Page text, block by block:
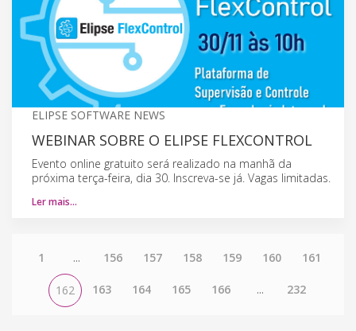
ELIPSE SOFTWARE NEWS
WEBINAR SOBRE O ELIPSE FLEXCONTROL
Evento online gratuito será realizado na manhã da
próxima terça-feira, dia 30. Inscreva-se já. Vagas limitadas.
Ler mais…
1 ... 156 157 158 159 160 161
162 163 164 165 166 ... 232